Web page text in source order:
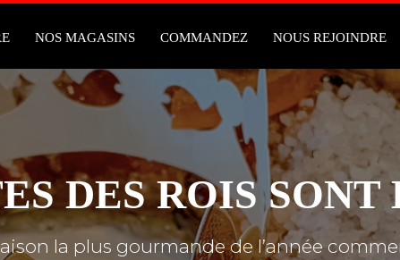
NOS MAGASINS COMMANDEZ NOUS REJOINDRE
DES ROIS SONT
la plus gourmande de l’année